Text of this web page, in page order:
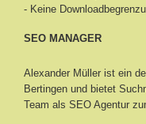
- Keine
SEO MANAGER
Alexander Müller ist ein
Bertingen und bietet
Team als SEO Agentur